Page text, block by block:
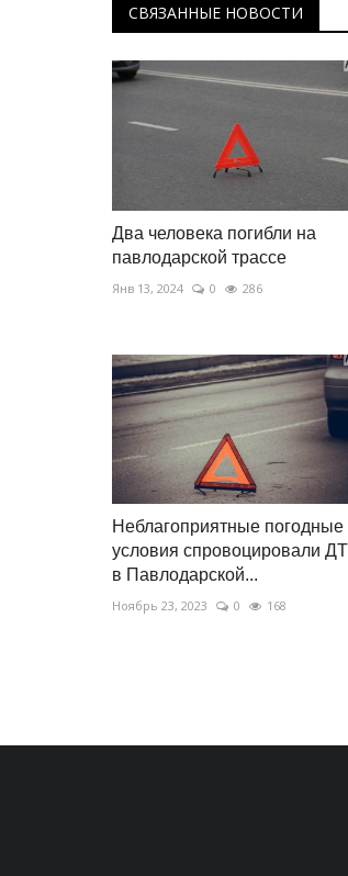
СВЯЗАННЫЕ НОВОСТИ
Два человека погибли на
павлодарской трассе
Янв 13, 2024 0 286
Неблагоприятные погодные
условия спровоцировали
в Павлодарской...
Ноябрь 23, 2023 0 168